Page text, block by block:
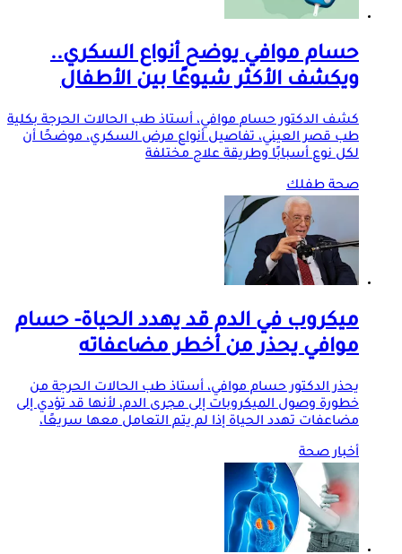
حسام موافي يوضح أنواع السكري..
ويكشف الأكثر شيوعًا بين الأطفال
كشف الدكتور حسام موافي، أستاذ طب الحالات الحرجة بكلية
طب قصر العيني، تفاصيل أنواع مرض السكري، موضحًا أن
لكل نوع أسبابًا وطريقة علاج مختلفة
صحة طفلك
ميكروب في الدم قد يهدد الحياة- حسام
موافي يحذر من أخطر مضاعفاته
يحذر الدكتور حسام موافي، أستاذ طب الحالات الحرجة من
خطورة وصول الميكروبات إلى مجرى الدم، لأنها قد تؤدي إلى
مضاعفات تهدد الحياة إذا لم يتم التعامل معها سريعًا،
أخبار صحة